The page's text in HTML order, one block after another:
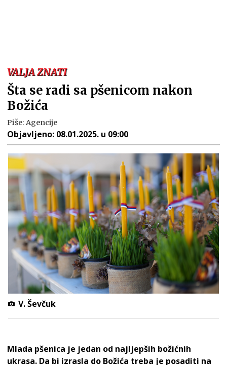
VALJA ZNATI
Šta se radi sa pšenicom nakon
Božića
Piše: Agencije
Objavljeno: 08.01.2025. u 09:00
V. Ševčuk
Mlada pšenica je jedan od najljepših božićnih
ukrasa. Da bi izrasla do Božića treba je posaditi na